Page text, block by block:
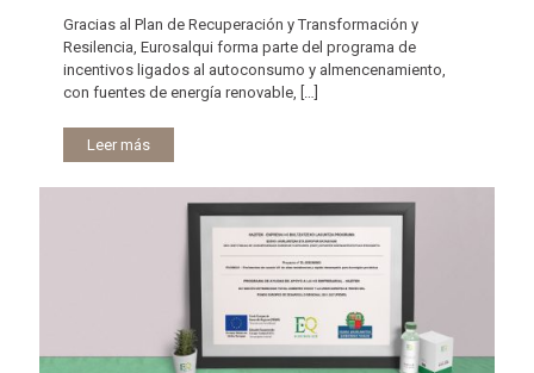
Gracias al Plan de Recuperación y Transformación y
Resilencia, Eurosalqui forma parte del programa de
incentivos ligados al autoconsumo y almencenamiento,
con fuentes de energía renovable, […]
Leer más